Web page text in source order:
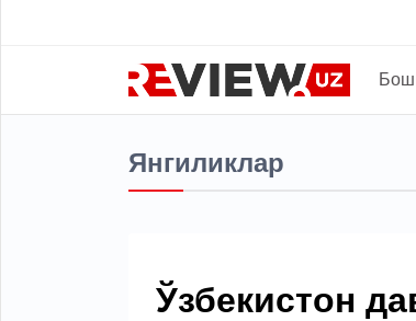
Бош
Янгиликлар
Ўзбекистон